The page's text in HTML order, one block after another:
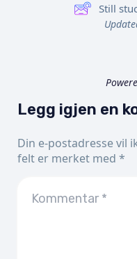
Still
Legg igjen en
Din e-postadresse vil
felt er merket med *